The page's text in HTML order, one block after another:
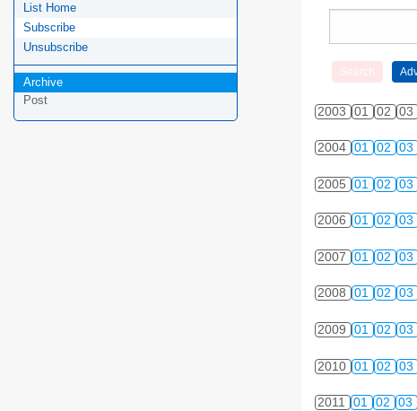
List Home
Subscribe
Unsubscribe
Archive
Post
2003 01 02 03
2004 01 02 03
2005 01 02 03
2006 01 02 03
2007 01 02 03
2008 01 02 03
2009 01 02 03
2010 01 02 03
2011 01 02 03